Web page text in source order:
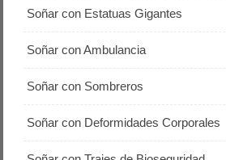
Soñar con Estatuas Gigantes
Soñar con Ambulancia
Soñar con Sombreros
Soñar con Deformidades Corporales